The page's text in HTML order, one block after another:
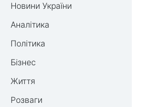
Новини України
Аналітика
Політика
Бізнес
Життя
Розваги